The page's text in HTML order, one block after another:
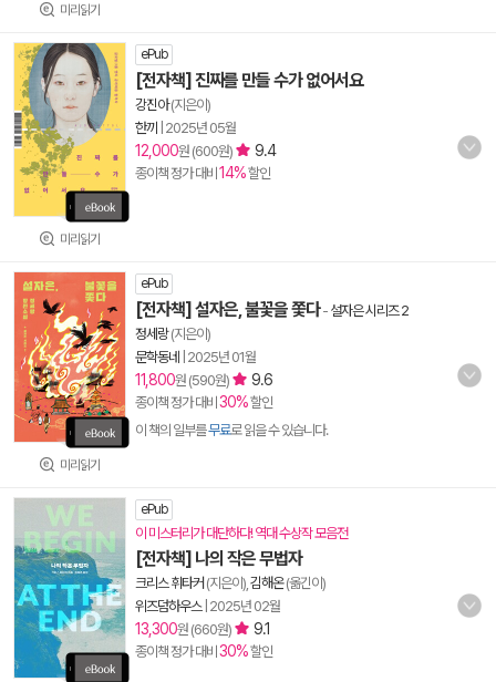
미리읽기
미리읽기
ePub
[전자책] 진짜를 만들 수가 없어서요
강진아(지은이)
한끼
2025년 05월
12,000원 (600원) 9.4
종이책 정가 대비 14%할인
미리읽기
ePub
[전자책] 설자은, 불꽃을 쫓다- 설자은 시리즈 2
정세랑(지은이)
문학동네
2025년 01월
11,800원 (590원) 9.6
종이책 정가 대비 30%할인
이 책의 일부를무료로 읽을 수 있습니다.
ePub
이 미스터리가 대단하다! 역대 수상작 모음전
[전자책] 나의 작은 무법자
크리스 휘타커 (지은이), 김해온(옮긴이)
위즈덤하우스| 2025년 02월
13,300원 (660원) 9.1
종이책 정가 대비 30%할인